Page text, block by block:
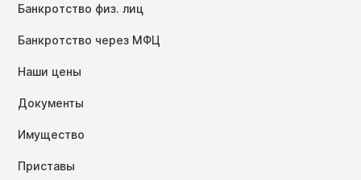
Банкротство физ. лиц
Банкротство через МФЦ
Наши цены
Документы
Имущество
Приставы